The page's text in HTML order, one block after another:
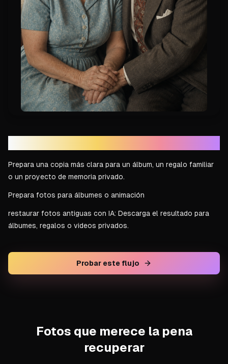
Prepara una copia más clara para un álbum, un regalo familiar
o un proyecto de memoria privado.
Prepara fotos para álbumes o animación
restaurar fotos antiguas con IA: Descarga el resultado para
álbumes, regalos o videos privados.
Probar este flujo
Fotos que merece la pena
recuperar